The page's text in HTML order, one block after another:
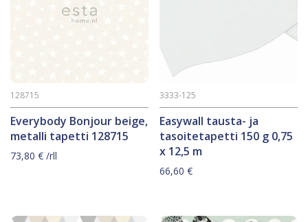
Everybody Bonjour beige,
metalli tapetti 128715
128715
73,80 € /rll
Easywall tausta- ja
tasoitetapetti 150 g 0,75
x 12,5 m
3333-125
66,60€